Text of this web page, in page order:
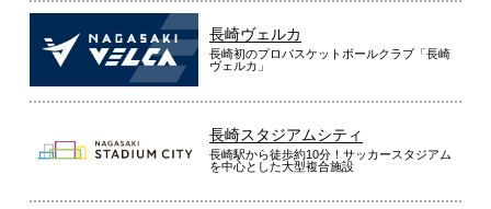
長崎ヴェルカ
長崎初のプロバスケットボールクラブ「長崎
ヴェルカ」
長崎スタジアムシティ
長崎駅から徒歩約10分！サッカースタジアム
を中心とした大型複合施設